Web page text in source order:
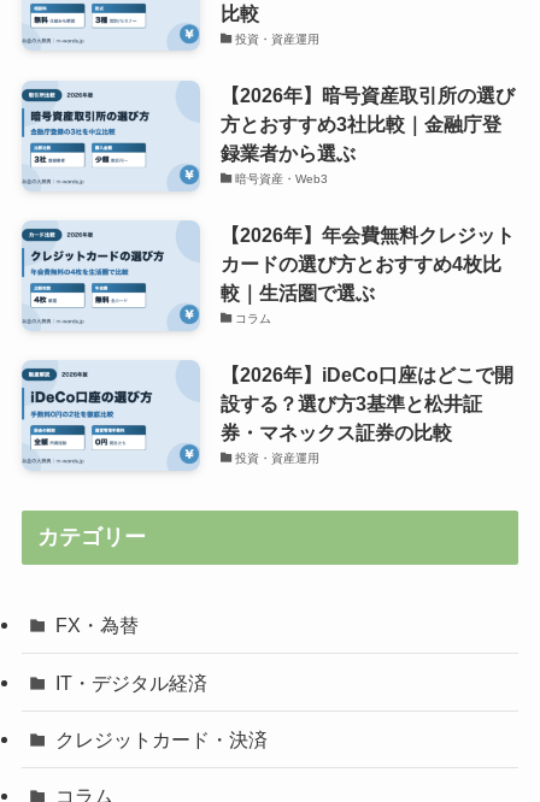
比較
投資・資産運用
【2026年】暗号資産取引所の選び
方とおすすめ3社比較｜金融庁登
録業者から選ぶ
暗号資産・Web3
【2026年】年会費無料クレジット
カードの選び方とおすすめ4枚比
較｜生活圏で選ぶ
コラム
【2026年】iDeCo口座はどこで開
設する？選び方3基準と松井証
券・マネックス証券の比較
投資・資産運用
カテゴリー
FX・為替
IT・デジタル経済
クレジットカード・決済
コラム